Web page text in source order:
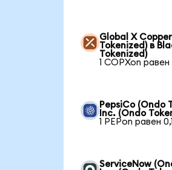
Global X
Tokenized) в
Tokenized)
1 COPXon равен
PepsiCo (Ondo
Inc. (Ondo
1 PEPon равен
ServiceNow